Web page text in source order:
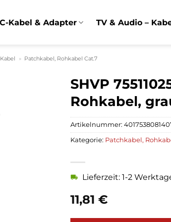
Kabel & Adapter TV & Audio –
» Patchkabel, Rohkabel Cat.7
SHVP
Rohkabel,
11,81 €
Lieferzeit: 1-2
Artikelnummer:
Kategorie: Patchkabel,